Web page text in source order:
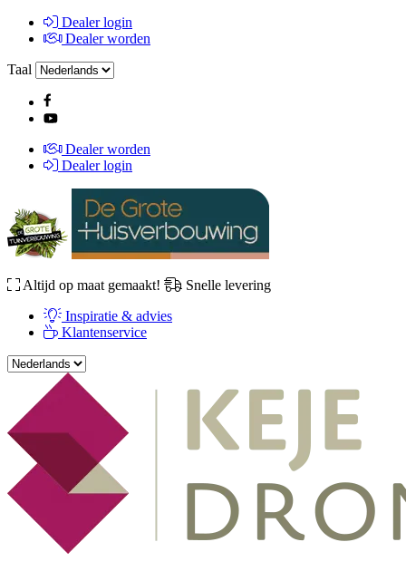
Dealer login
Dealer worden
Taal
Dealer worden
Dealer login
Altijd op maat gemaakt!
Snelle levering
Inspiratie & advies
Klantenservice